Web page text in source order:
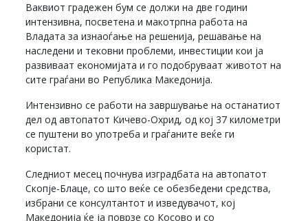
Ваквиот градежен бум се должи на две години
интензивна, посветена и макотрпна работа на
Владата за изнаоѓање на решенија, решавање на
наследени и тековни проблеми, инвестиции кои ја
развиваат економијата и го подобруваат животот на
сите граѓани во Република Македонија.
Интензивно се работи на завршување на останатиот
дел од автопатот Кичево-Охрид, од кој 37 километри
се пуштени во употреба и граѓаните веќе ги
користат.
Следниот месец почнува изградбата на автопатот
Скопје-Блаце, со што веќе се обезбедени средства,
избрани се консултантот и изведувачот, кој
Македонија ќе ја поврзе со Косово и со